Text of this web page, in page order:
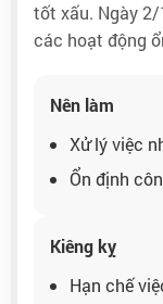
tốt xấu. Ngày
các hoạt động
Nên làm
Xử lý việc
Ổn định
Kiêng kỵ
Hạn chế